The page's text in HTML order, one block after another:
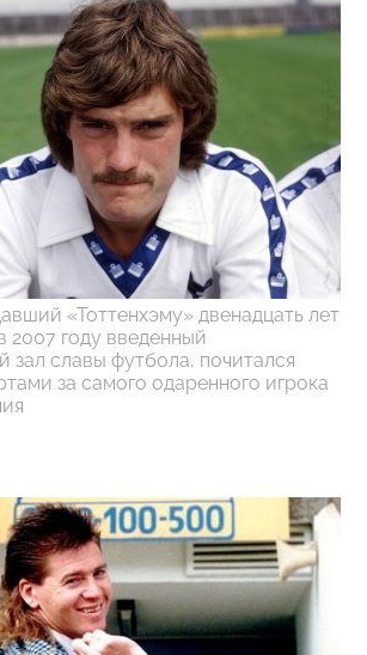
«Тоттенхэму» двенадцать лет
2007 году введенный
зал славы футбола, почитался
за самого одаренного игрока